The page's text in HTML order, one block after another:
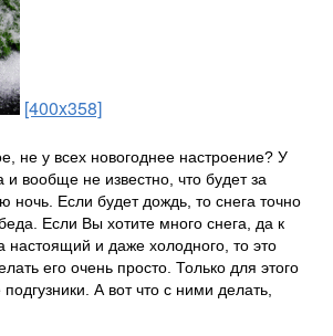
[400x358]
не у всех новогоднее настроение? У
и вообще не известно, что будет за
ночь. Если будет дождь, то снега точно
Если Вы хотите много снега, да к
настоящий и даже холодного, то это
его очень просто. Только для этого
подгузники. А вот что с ними делать,